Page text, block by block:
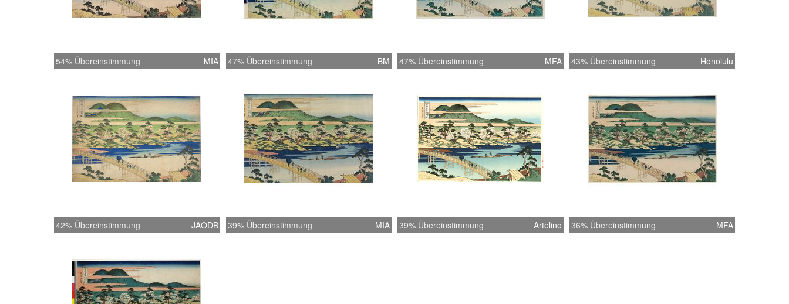
54% Übereinstimmung MIA 47% Übereinstimmung BM 47% Übereinstimmung MFA 43% Übereinstimmung Honolulu
42% Übereinstimmung JAODB 39% Übereinstimmung MIA 39% Übereinstimmung Artelino 36% Übereinstimmung MFA